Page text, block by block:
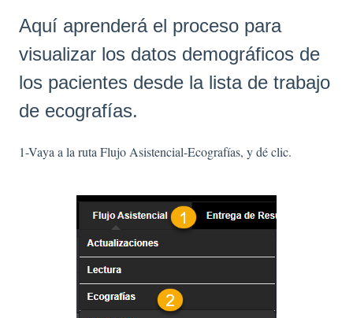
Aquí aprenderá el proceso para
visualizar los datos demográficos de
los pacientes desde la lista de trabajo
de ecografías.
1-Vaya a la ruta Flujo Asistencial-Ecografías, y dé clic.